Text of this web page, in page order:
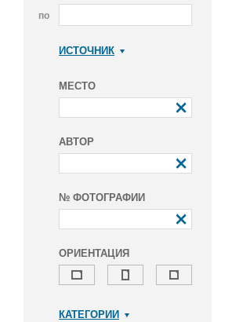
по
ИСТОЧНИК
МЕСТО
АВТОР
№ ФОТОГРАФИИ
ОРИЕНТАЦИЯ
КАТЕГОРИИ